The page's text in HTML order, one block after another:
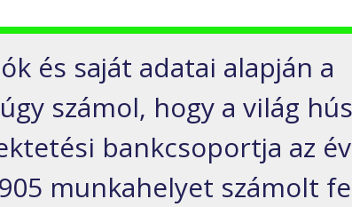
és saját adatai alapján a
számol, hogy a világ
bankcsoportja az
munkahelyet számolt